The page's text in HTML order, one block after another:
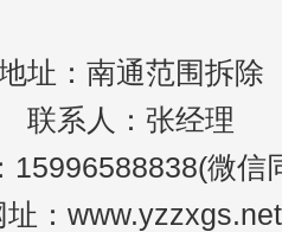
址：南通范围拆除
联系人：张经理
15996588838(微信
址：www.yzzxgs.net